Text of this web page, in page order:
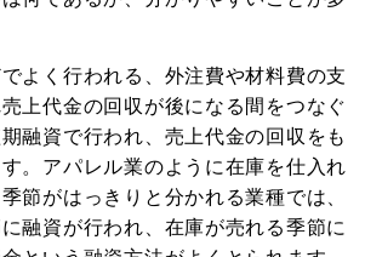
よく行われる、外注費や材料費の支
上代金の回収が後になる間をつなぐ
融資で行われ、売上代金の回収をも
。アパレル業のように在庫を仕入れ
節がはっきりと分かれる業種では、
融資が行われ、在庫が売れる季節に